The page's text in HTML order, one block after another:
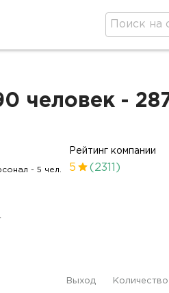
человек -
- 5 чел.
Рейтинг компании
5 (2311)
Выход Количество